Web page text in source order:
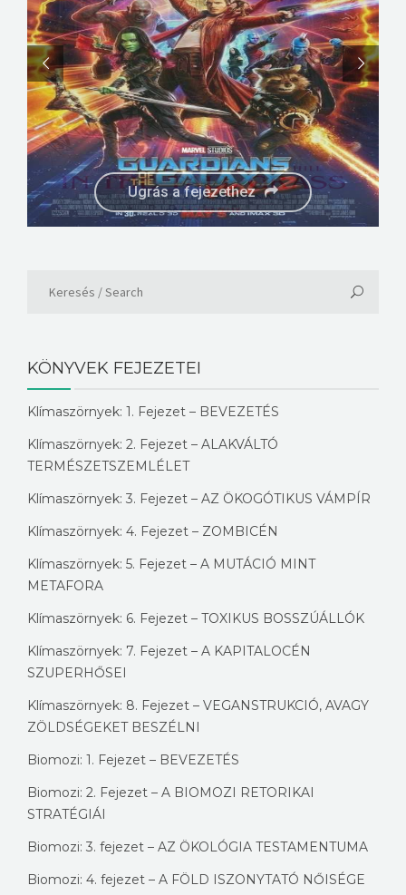
Ugrás a fejezethez
Ugrás a fejezethez
KÖNYVEK FEJEZETEI
Klímaszörnyek: 1. Fejezet – BEVEZETÉS
Klímaszörnyek: 2. Fejezet – ALAKVÁLTÓ
TERMÉSZETSZEMLÉLET
Klímaszörnyek: 3. Fejezet – AZ ÖKOGÓTIKUS VÁMPÍR
Klímaszörnyek: 4. Fejezet – ZOMBICÉN
Klímaszörnyek: 5. Fejezet – A MUTÁCIÓ MINT
METAFORA
Klímaszörnyek: 6. Fejezet – TOXIKUS BOSSZÚÁLLÓK
Klímaszörnyek: 7. Fejezet – A KAPITALOCÉN
SZUPERHŐSEI
Klímaszörnyek: 8. Fejezet – VEGANSTRUKCIÓ, AVAGY
ZÖLDSÉGEKET BESZÉLNI
Biomozi: 1. Fejezet – BEVEZETÉS
Biomozi: 2. Fejezet – A BIOMOZI RETORIKAI
STRATÉGIÁI
Biomozi: 3. fejezet – AZ ÖKOLÓGIA TESTAMENTUMA
Biomozi: 4. fejezet – A FÖLD ISZONYTATÓ NŐISÉGE